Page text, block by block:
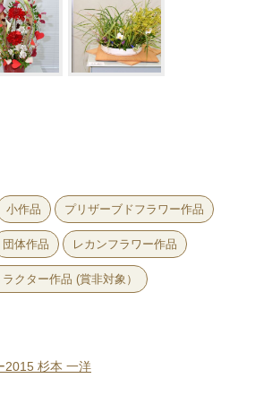
小作品 プリザーブドフラワー作品
団体作品 レカンフラワー作品
クター作品 (賞非対象）
2015 杉本 一洋